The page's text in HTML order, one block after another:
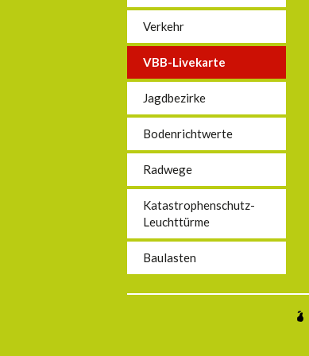
Verkehr
VBB-Livekarte
Jagdbezirke
Bodenrichtwerte
Radwege
Katastrophenschutz-
Leuchttürme
Baulasten